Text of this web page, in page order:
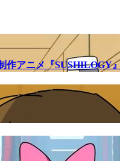
作アニメ『SUSHILOGY』